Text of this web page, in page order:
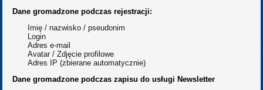
Dane gromadzone podczas rejestracji:
Imię / nazwisko / pseudonim
Login
Adres e-mail
Avatar / Zdjęcie profilowe
Adres IP (zbierane automatycznie)
Dane gromadzone podczas zapisu do usługi Newsletter